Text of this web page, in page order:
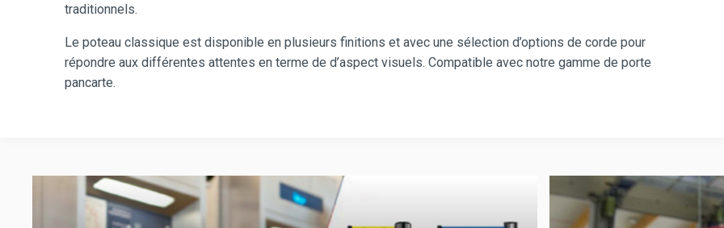
traditionnels.
Le poteau classique est disponible en plusieurs finitions et avec une sélection d’options de corde pour
répondre aux différentes attentes en terme de d’aspect visuels. Compatible avec notre gamme de porte
pancarte.